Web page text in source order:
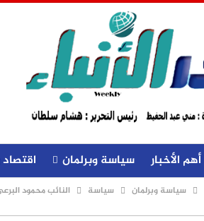
أهم الأخبار سياسة وبرلمان
سياسة وبرلمان سياسة النائب محمود البرعى: ذكرى ثورة 23 يوليو